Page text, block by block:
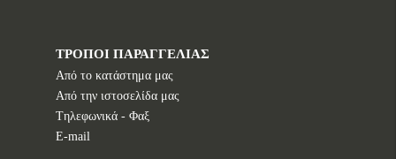
ΤΡΟΠΟΙ ΠΑΡΑΓΓΕΛΙΑΣ
Από το κατάστημα μας
Από την ιστοσελίδα μας
Tηλεφωνικά - Φαξ
E-mail